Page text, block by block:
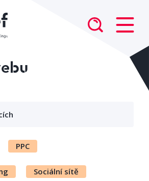
PPC
Sociální sítě